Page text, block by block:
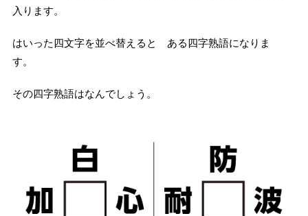
入ります。
はいった四文字を並べ替えると ある四字熟語になりま
す。
その四字熟語はなんでしょう。